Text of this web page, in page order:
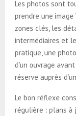
Les photos sont
prendre une
zones clés, les
intermédiaires et
pratique, une
d’un ouvrage
réserve auprès
Le bon réflexe
régulière : plans à